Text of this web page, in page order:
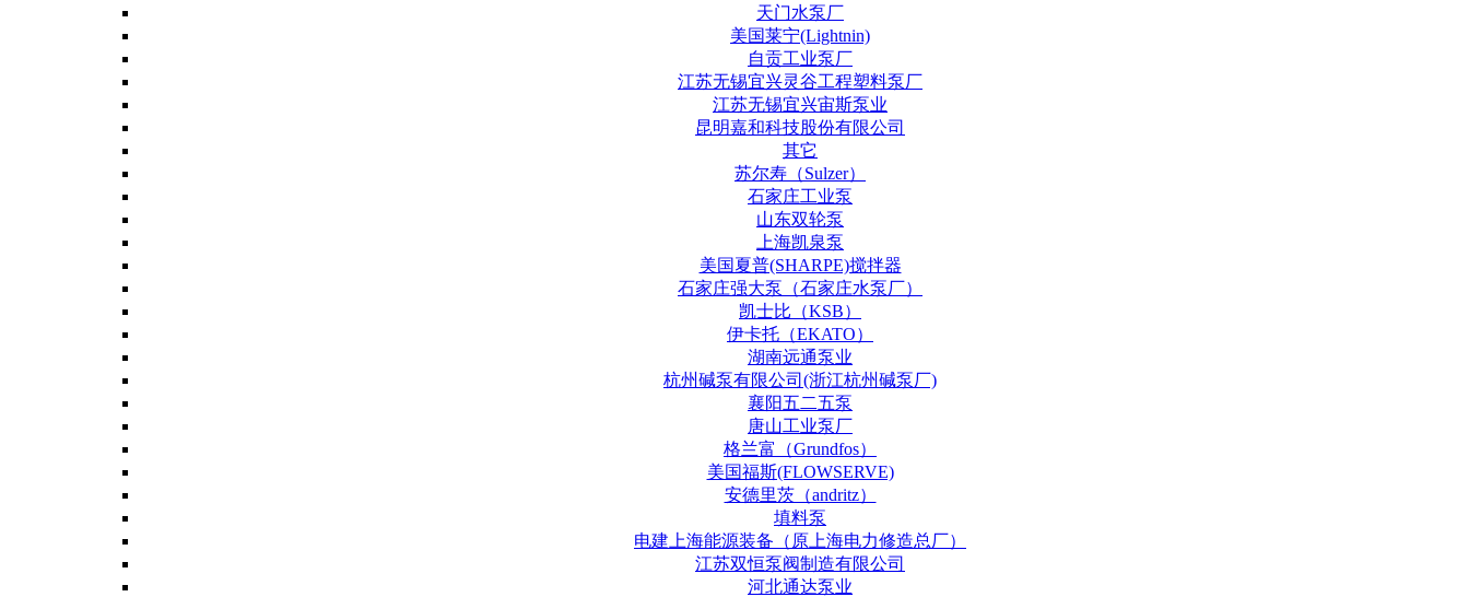
天门水泵厂
美国莱宁(Lightnin)
自贡工业泵厂
江苏无锡宜兴灵谷工程塑料泵厂
江苏无锡宜兴宙斯泵业
昆明嘉和科技股份有限公司
其它
苏尔寿（Sulzer）
石家庄工业泵
山东双轮泵
上海凯泉泵
美国夏普(SHARPE)搅拌器
石家庄强大泵（石家庄水泵厂）
凯士比（KSB）
伊卡托（EKATO）
湖南远通泵业
杭州碱泵有限公司(浙江杭州碱泵厂)
襄阳五二五泵
唐山工业泵厂
格兰富（Grundfos）
美国福斯(FLOWSERVE)
安德里茨（andritz）
填料泵
电建上海能源装备（原上海电力修造总厂）
江苏双恒泵阀制造有限公司
河北通达泵业